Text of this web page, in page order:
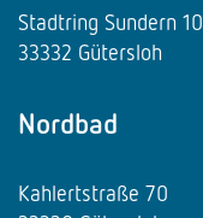
Stadtring Sundern 10
33332 Gütersloh
Nordbad
Kahlertstraße 70